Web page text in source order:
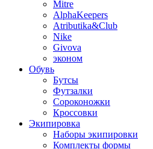
Mitre
AlphaKeepers
Atributika&Club
Nike
Givova
эконом
Обувь
Бутсы
Футзалки
Сороконожки
Кроссовки
Экипировка
Наборы экипировки
Комплекты формы